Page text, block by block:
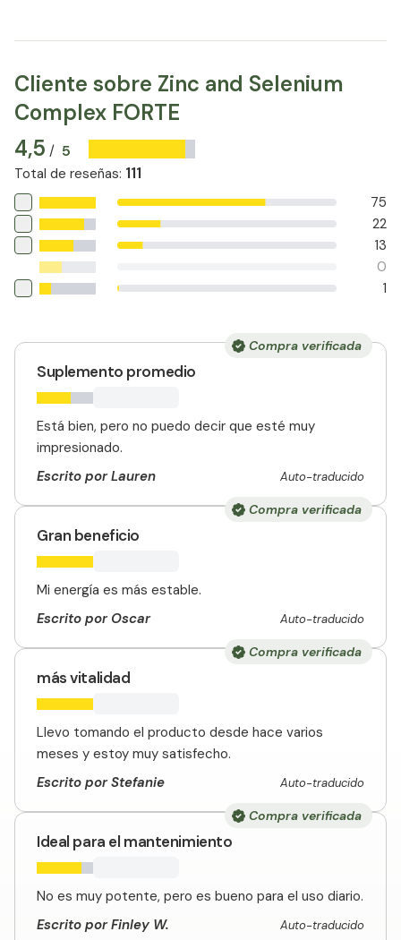
Cliente sobre Zinc and Selenium
Complex FORTE
4,5 / 5
Total de reseñas: 111
75
22
13
0
1
Compra verificada
Suplemento promedio
Está bien, pero no puedo decir que esté muy
impresionado.
Escrito por Lauren
Auto-traducido
Compra verificada
Gran beneficio
Mi energía es más estable.
Escrito por Oscar
Auto-traducido
Compra verificada
más vitalidad
Llevo tomando el producto desde hace varios
meses y estoy muy satisfecho.
Escrito por Stefanie
Auto-traducido
Compra verificada
Ideal para el mantenimiento
No es muy potente, pero es bueno para el uso diario.
Escrito por Finley W.
Auto-traducido